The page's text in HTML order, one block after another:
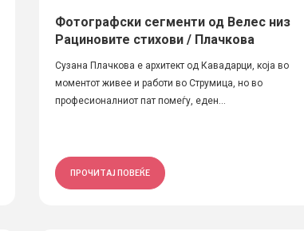
Фотографски сегменти од Велес низ
Рациновите стихови / Плачкова
Сузана Плачкова е архитект од Кавадарци, која во
моментот живее и работи во Струмица, но во
професионалниот пат помеѓу, еден...
ПРОЧИТАЈ ПОВЕЌЕ